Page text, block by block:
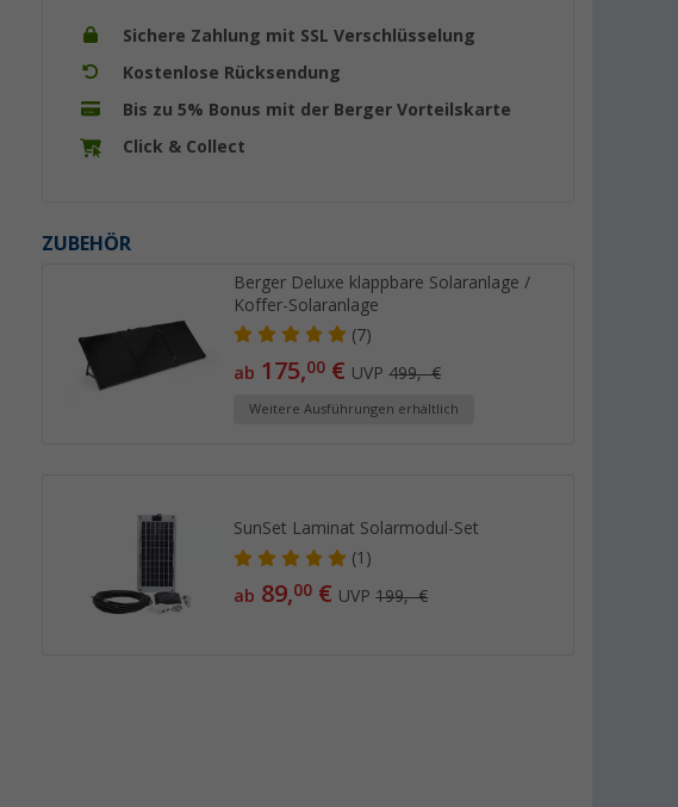
Sichere Zahlung mit SSL Verschlüsselung
Kostenlose Rücksendung
Bis zu 5% Bonus mit der Berger Vorteilskarte
Click & Collect
ZUBEHÖR
Berger Deluxe klappbare Solaranlage /
Koffer-Solaranlage
(7)
ab 175,00 € UVP499,- €
Weitere Ausführungen erhältlich
SunSet Laminat Solarmodul-Set
(1)
ab 89,00 € UVP199,- €